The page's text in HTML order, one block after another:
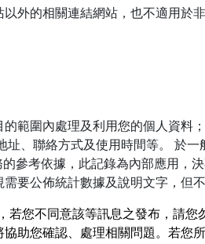
外的相關連結網站，也不適用於
範圍內處理及利用您的個人資料
、聯絡方式及使用時間等。 於
參考依據，此記錄為內部應用，
要公佈統計數據及說明文字，但
若您不同意該等訊息之發布，請您
助您確認、處理相關問題。若您